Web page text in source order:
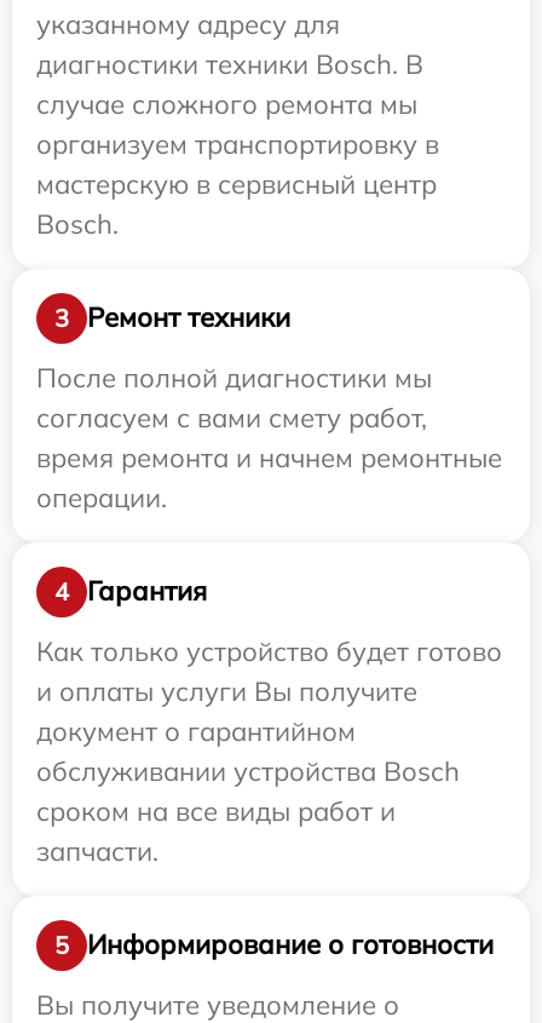
указанному адресу для
диагностики техники Bosch. В
случае сложного ремонта мы
организуем транспортировку в
мастерскую в сервисный центр
Bosch.
3
Ремонт техники
После полной диагностики мы
согласуем с вами смету работ,
время ремонта и начнем ремонтные
операции.
4
Гарантия
Как только устройство будет готово
и оплаты услуги Вы получите
документ о гарантийном
обслуживании устройства Bosch
сроком на все виды работ и
запчасти.
5
Информирование о готовности
Вы получите уведомление о